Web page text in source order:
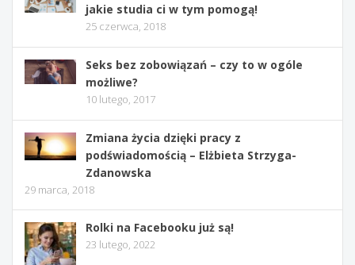
jakie studia ci w tym pomogą!
25 czerwca, 2018
Seks bez zobowiązań – czy to w ogóle
możliwe?
10 lutego, 2017
Zmiana życia dzięki pracy z
podświadomością – Elżbieta Strzyga-
Zdanowska
29 marca, 2018
Rolki na Facebooku już są!
23 lutego, 2022